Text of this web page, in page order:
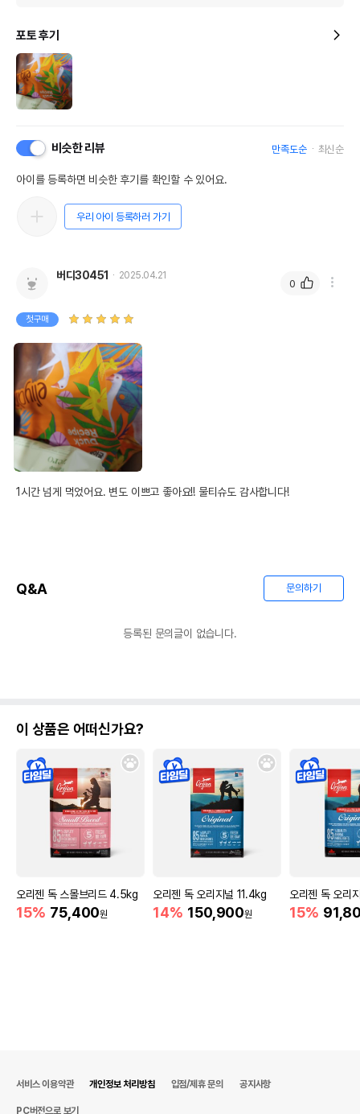
포토 후기
비슷한 리뷰 만족도순 최신순
아이를 등록하면 비슷한 후기를 확인할 수 있어요.
우리 아이 등록하러 가기
버디30451 2025.04.21
첫구매
1시간 넘게 먹었어요. 변도 이쁘고 좋아요!! 물티슈도 감사합니다!
0
Q&A 문의하기
등록된 문의글이 없습니다.
이 상품은 어떠신가요?
오리젠 독 스몰브리드 4.5kg
15% 75,400원
오리젠 독 오리지널 11.4kg
14% 150,900원
오리젠 독 오리
15%
서비스 이용약관 개인정보 처리방침 입점/제휴 문의 공지사항
PC버전으로 보기